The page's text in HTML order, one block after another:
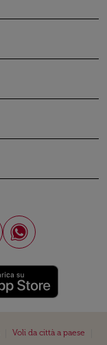
Voli da città a paese